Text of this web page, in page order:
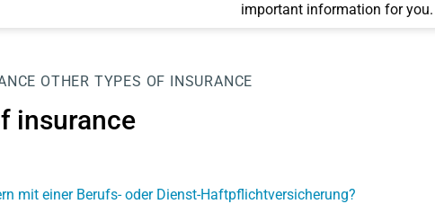
important information for you.
OTHER TYPES OF INSURANCE
insurance
mit einer Berufs- oder Dienst-Haftpflichtversicherung?